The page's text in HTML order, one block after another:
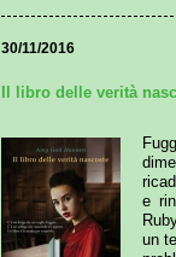
30/11/2016
Il libro delle verità
e
un